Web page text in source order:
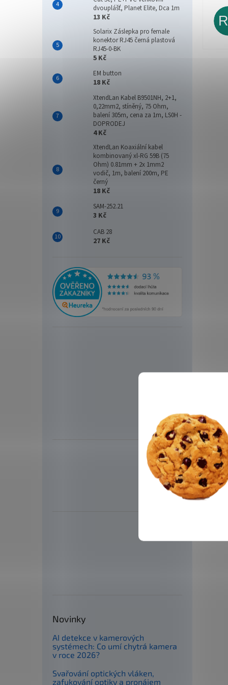
dvouplášť, Planet Elite, Dca 1m
13 Kč
Solarix Záslepka pro female
konektor RJ45 černá plastová
RJ45-0-BK
5 Kč
EM button
18 Kč
XtendLan Kabel B9501NH, 2+1,
0,22mm2, stíněný, 75 Ohm,
balení 305m, cena za 1m, LS0H -
DOPRODEJ
4 Kč
XtendLan Koaxiální kabel
kombinovaný xl-RG 59B (75
Ohm) 0.81mm + 2x 1mm2
vodič, 1m, balení 200m, PE
černý
18 Kč
SAM-252.21
3 Kč
CAB 28
27 Kč
Novinky
AI detekce v kamerových
systémech: Co umí chytrá kamera
v roce 2026?
Svařování optických vláken,
zafukování optiky a pronájem